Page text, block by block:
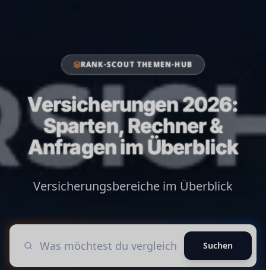
RANK-SCOUT THEMEN-HUB
Versicherungen 2026:
Sparten, Rechner &
Anfragen im Überblick
Versicherungsbereiche im Überblick
Suchen